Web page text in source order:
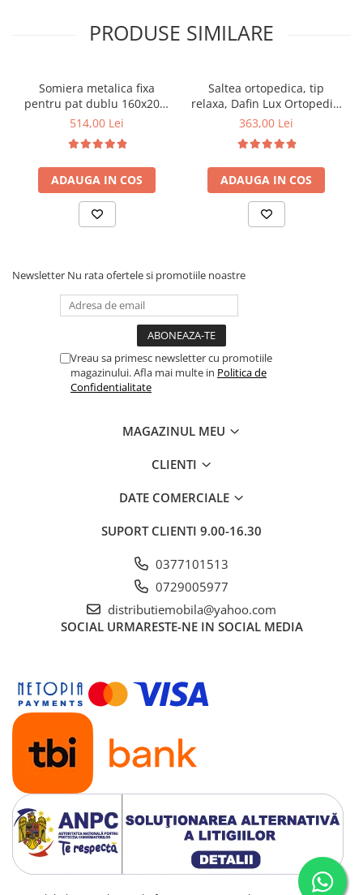
PRODUSE SIMILARE
Somiera metalica fixa
pentru pat dublu 160x200,
6 picioare, 32 lamele lemn
saltea ferm, negru
514,00 Lei
ADAUGA IN COS
Saltea ortopedica, tip
relaxa, Dafin Lux Ortopedic,
90x200x21cm, fermitate
tip Bonell, fata vara-iarna,
sistem de aerisire cu
butoni, Salt Confort
363,00 Lei
ADAUGA IN COS
Newsletter Nu rata ofertele si promotiile noastre
Vreau sa primesc newsletter cu promotiile
magazinului. Afla mai multe in Politica de
Confidentialitate
MAGAZINUL MEU
CLIENTI
DATE COMERCIALE
SUPORT CLIENTI 9.00-16.30
0377101513
0729005977
distributiemobila@yahoo.com
SOCIAL URMARESTE-NE IN SOCIAL MEDIA